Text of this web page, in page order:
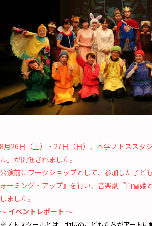
8月26日（土）・27日（日）、本学ノトススタ
ル」が開催されました。
公演前にワークショップとして、参加した子ど
ォーミング・アップ』を行い、音楽劇『白雪姫
しました。
～ イベントレポート ～